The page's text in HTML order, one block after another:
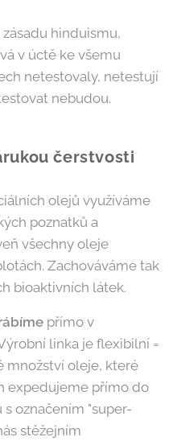
hinduismu,
v úctě ke všemu
netestovaly, netestují
nebudou.
čerstvosti
olejů využíváme
poznatků a
všechny oleje
Zachováváme tak
bioaktivních látek.
přímo v
linka je flexibilní =
množství oleje, které
expedujeme přímo do
označením "super-
stěžejním